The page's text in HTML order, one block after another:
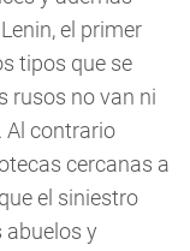
el primer
tipos que se
rusos no van ni
Al contrario
cercanas a
el siniestro
y